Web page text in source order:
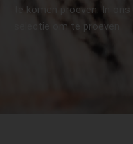
te komen proeven. In
selectie om te proeven.